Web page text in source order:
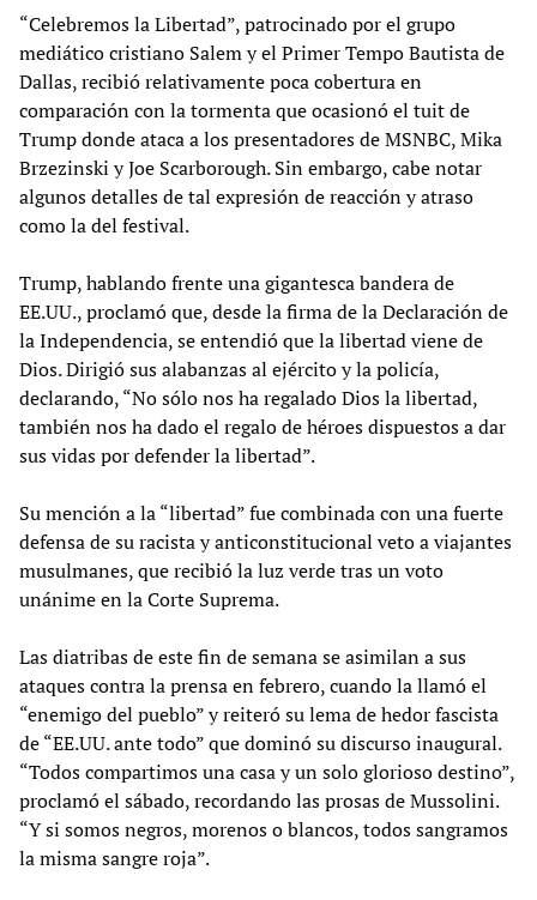
“Celebremos la Libertad”, patrocinado por el grupo
mediático cristiano Salem y el Primer Tempo Bautista de
Dallas, recibió relativamente poca cobertura en
comparación con la tormenta que ocasionó el tuit de
Trump donde ataca a los presentadores de MSNBC, Mika
Brzezinski y Joe Scarborough. Sin embargo, cabe notar
algunos detalles de tal expresión de reacción y atraso
como la del festival.
Trump, hablando frente una gigantesca bandera de
EE.UU., proclamó que, desde la firma de la Declaración de
la Independencia, se entendió que la libertad viene de
Dios. Dirigió sus alabanzas al ejército y la policía,
declarando, “No sólo nos ha regalado Dios la libertad,
también nos ha dado el regalo de héroes dispuestos a dar
sus vidas por defender la libertad”.
Su mención a la “libertad” fue combinada con una fuerte
defensa de su racista y anticonstitucional veto a viajantes
musulmanes, que recibió la luz verde tras un voto
unánime en la Corte Suprema.
Las diatribas de este fin de semana se asimilan a sus
ataques contra la prensa en febrero, cuando la llamó el
“enemigo del pueblo” y reiteró su lema de hedor fascista
de “EE.UU. ante todo” que dominó su discurso inaugural.
“Todos compartimos una casa y un solo glorioso destino”,
proclamó el sábado, recordando las prosas de Mussolini.
“Y si somos negros, morenos o blancos, todos sangramos
la misma sangre roja”.